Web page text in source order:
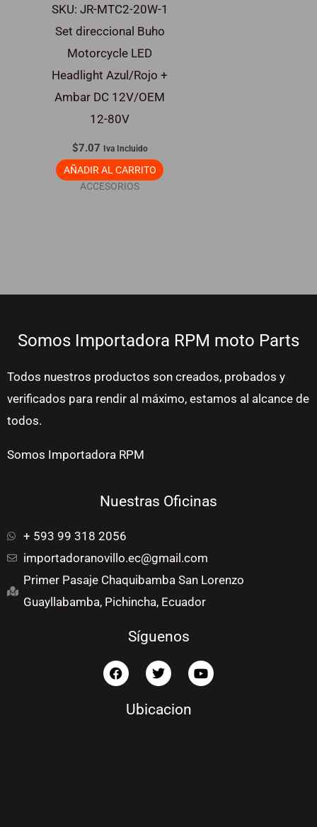
SKU: JR-MTC2-20W-1
Set direccional Buho
Motorcycle LED
Headlight Azul/Rojo +
Ambar DC 12V/OEM
12-80V
$7.07 Iva Incluido
AÑADIR AL CARRITO
ACCESORIOS
Somos Importadora RPM moto Parts
Todos nuestros productos son creados, probados y
verificados para rendir al máximo, estamos al alcance de
todos.
Somos Importadora RPM
Nuestras Oficinas
+ 593 99 318 2056
importadoranovillo.ec@gmail.com
Primer Pasaje Chaquibamba San Lorenzo
Guayllabamba, Pichincha, Ecuador
Síguenos
F
a
c
T
w
i
t
t
Y
o
u
Ubicacion